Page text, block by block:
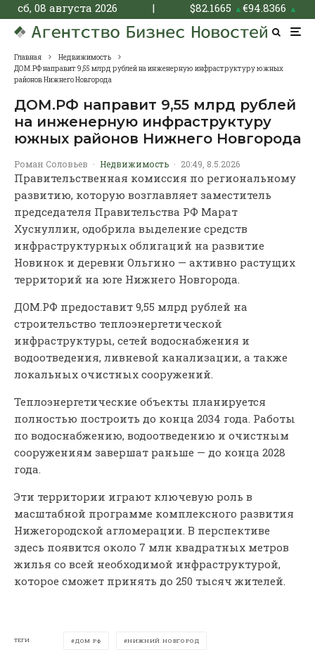
сб, 08 августа 2026 | $82.1665 ▲€94.8366 ▲
Главная
Недвижимость
ДОМ.РФ направит 9,55 млрд рублей на инженерную инфраструктуру южных
районов Нижнего Новгорода
ДОМ.РФ направит 9,55 млрд рублей
на инженерную инфраструктуру
южных районов Нижнего Новгорода
Роман Соловьев · Недвижимость · 20:49, 8.5.2026
Правительственная комиссия по региональному
развитию, которую возглавляет заместитель
председателя Правительства РФ Марат
Хуснуллин, одобрила выделение средств
инфраструктурных облигаций на развитие
Новинок и деревни Ольгино — активно растущих
территорий на юге Нижнего Новгорода.
ДОМ.РФ предоставит 9,55 млрд рублей на
строительство теплоэнергетической
инфраструктуры, сетей водоснабжения и
водоотведения, ливневой канализации, а также
локальных очистных сооружений.
Теплоэнергетические объекты планируется
полностью построить до конца 2034 года. Работы
по водоснабжению, водоотведению и очистным
сооружениям завершат раньше — до конца 2028
года.
Эти территории играют ключевую роль в
масштабной программе комплексного развития
Нижегородской агломерации. В перспективе
здесь появится около 7 млн квадратных метров
жилья со всей необходимой инфраструктурой,
которое сможет принять до 250 тысяч жителей.
ТЕГИ ДОМ РФ НИЖНИЙ НОВГОРОД